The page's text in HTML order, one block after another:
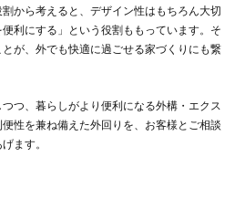
から考えると、デザイン性はもちろん大切
利にする」という役割ももっています。そ
が、外でも快適に過ごせる家づくりにも繋
つ、暮らしがより便利になる外構・エクス
性を兼ね備えた外回りを、お客様とご相談
ます。